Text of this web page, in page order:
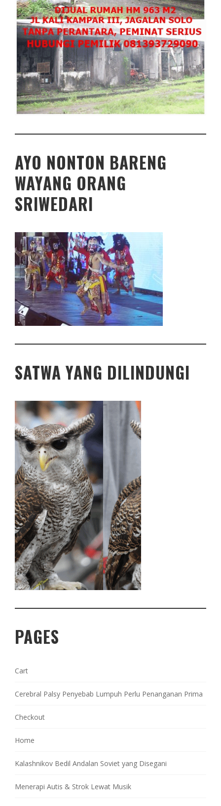
AYO NONTON BARENG
WAYANG ORANG
SRIWEDARI
SATWA YANG DILINDUNGI
PAGES
Cart
Cerebral Palsy Penyebab Lumpuh Perlu Penanganan Prima
Checkout
Home
Kalashnikov Bedil Andalan Soviet yang Disegani
Menerapi Autis & Strok Lewat Musik